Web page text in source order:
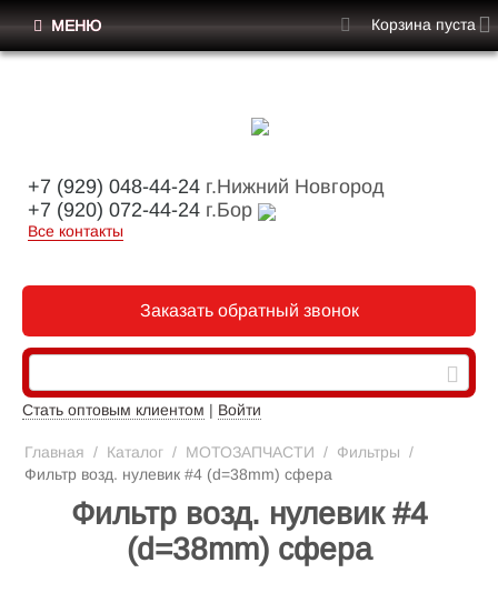
+7 (929) 048-44-24 г.Нижний Новгород
+7 (920) 072-44-24 г.Бор
Все контакты
Заказать обратный звонок
Стать оптовым клиентом | Войти
МЕНЮ Корзина пуста
Главная / Каталог / МОТОЗАПЧАСТИ / Фильтры /
Фильтр возд. нулевик #4 (d=38mm) сфера
Фильтр возд. нулевик #4
(d=38mm) сфера